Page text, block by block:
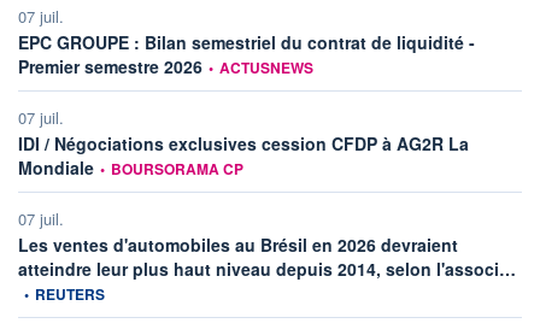
07 juil.
EPC GROUPE : Bilan semestriel du contrat de liquidité -
Premier semestre 2026 information fournie par
• ACTUSNEWS
07 juil.
IDI / Négociations exclusives cession CFDP à AG2R La
Mondiale information fournie par
• BOURSORAMA CP
07 juil.
Les ventes d'automobiles au Brésil en 2026 devraient
atteindre leur plus haut niveau depuis 2014, selon l'associ…
• REUTERS